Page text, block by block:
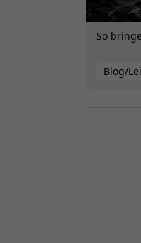
So
Blog/